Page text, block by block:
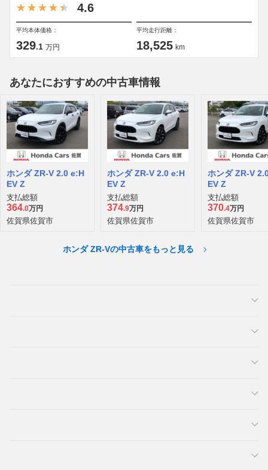
4.6
平均本体価格：
329.1 万円
平均走行距離：
18,525 km
あなたにおすすめの中古車情報
ホンダ ZR-V 2.0 e:H
EV Z
支払総額
364.0万円
佐賀県佐賀市
ホンダ ZR-V 2.0 e:H
EV Z
支払総額
374.9万円
佐賀県佐賀市
ホンダ ZR-V
EV Z
支払総額
370.4万円
佐賀県佐賀市
ホンダ ZR-Vの中古車をもっと見る